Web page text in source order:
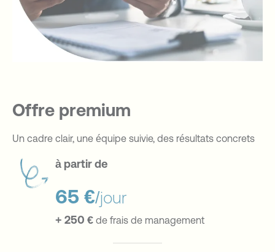
Offre premium
Un cadre clair, une équipe suivie, des résultats concrets
à partir de
65 €/jour
+ 250 € de frais de management